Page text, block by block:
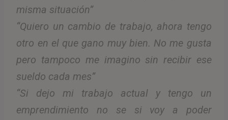
misma situación”
“Quiero un cambio de trabajo, ahora tengo
otro en el que gano muy bien. No me gusta
pero tampoco me imagino sin recibir ese
sueldo cada mes”
“Si dejo mi trabajo actual y tengo un
emprendimiento no se si voy a poder